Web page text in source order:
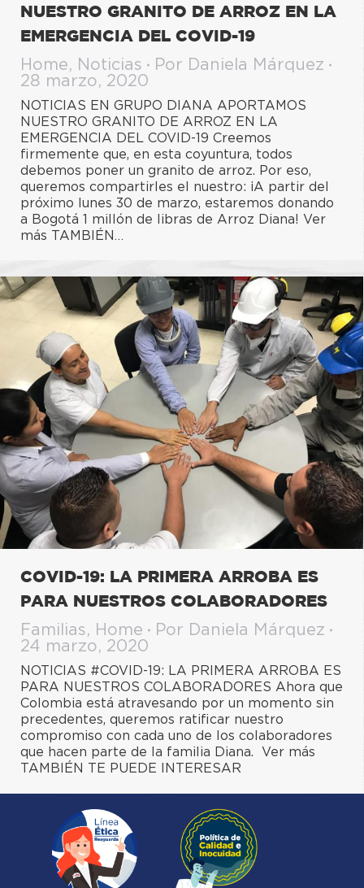
NUESTRO GRANITO DE ARROZ EN LA
EMERGENCIA DEL COVID-19
Home, Noticias Por Daniela Márquez
28 marzo, 2020
NOTICIAS EN GRUPO DIANA APORTAMOS
NUESTRO GRANITO DE ARROZ EN LA
EMERGENCIA DEL COVID-19 Creemos
firmemente que, en esta coyuntura, todos
debemos poner un granito de arroz. Por eso,
queremos compartirles el nuestro: ¡A partir del
próximo lunes 30 de marzo, estaremos donando
a Bogotá 1 millón de libras de Arroz Diana! Ver
más TAMBIÉN…
COVID-19: LA PRIMERA ARROBA ES
PARA NUESTROS COLABORADORES
Familias, Home Por Daniela Márquez
24 marzo, 2020
NOTICIAS #COVID-19: LA PRIMERA ARROBA ES
PARA NUESTROS COLABORADORES Ahora que
Colombia está atravesando por un momento sin
precedentes, queremos ratificar nuestro
compromiso con cada uno de los colaboradores
que hacen parte de la familia Diana. Ver más
TAMBIÉN TE PUEDE INTERESAR